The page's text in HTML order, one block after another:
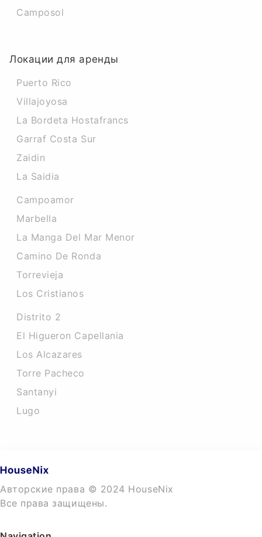
Camposol
Локации для аренды
Puerto Rico
Villajoyosa
La Bordeta Hostafrancs
Garraf Costa Sur
Zaidin
La Saidia
Campoamor
Marbella
La Manga Del Mar Menor
Camino De Ronda
Torrevieja
Los Cristianos
Distrito 2
El Higueron Capellania
Los Alcazares
Torre Pacheco
Santanyi
Lugo
Авторские права © 2024 HouseNix
Все права защищены.